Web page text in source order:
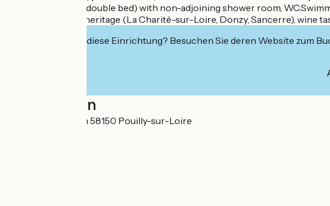
In house: room 5 (double bed) with non-adjoining shower room,
equipment), local heritage (La Charité-sur-Loire, Donzy, Sancerre), wine
Interessiert Sie diese Einrichtung? Besuchen Sie deren Website zum
Localisation
Rue de Charenton 58150 Pouilly-sur-Loire